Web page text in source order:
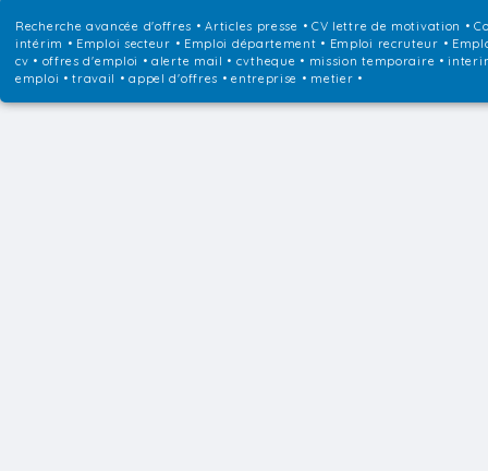
Recherche avancée d'offres •Articles presse • CV lettre de motivation •
intérim • Emploi secteur • Emploi département • Emploi recruteur •
cv • offres d'emploi • alerte mail • cvtheque • mission temporaire •
emploi • travail • appel d'offres • entreprise • metier •